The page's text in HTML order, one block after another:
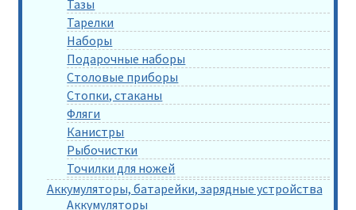
Тазы
Тарелки
Наборы
Подарочные наборы
Столовые приборы
Стопки, стаканы
Фляги
Канистры
Рыбочистки
Точилки для ножей
Аккумуляторы, батарейки, зарядные устройства
Аккумуляторы